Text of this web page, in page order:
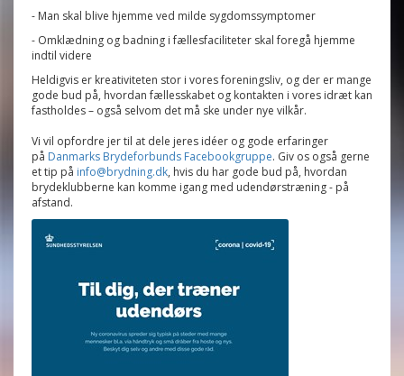
- Man skal blive hjemme ved milde sygdomssymptomer
- Omklædning og badning i fællesfaciliteter skal foregå hjemme
indtil videre
Heldigvis er kreativiteten stor i vores foreningsliv, og der er mange
gode bud på, hvordan fællesskabet og kontakten i vores idræt kan
fastholdes – også selvom det må ske under nye vilkår.
Vi vil opfordre jer til at dele jeres idéer og gode erfaringer
på Danmarks Brydeforbunds Facebookgruppe. Giv os også gerne
et tip på info@brydning.dk, hvis du har gode bud på, hvordan
brydeklubberne kan komme igang med udendørstræning - på
afstand.